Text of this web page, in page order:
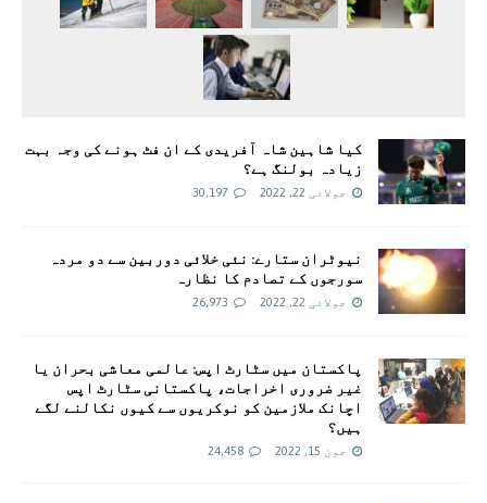
کیا شاہین شاہ آفریدی کے ان فٹ ہونے کی وجہ بہت
زیادہ بولنگ ہے؟
جولائی 22, 2022 30,197
نیوٹران ستارے: نئی خلائی دوربین سے دو مردہ
سورجوں کے تصادم کا نظارہ
جولائی 22, 2022 26,973
پاکستان میں سٹارٹ اپس: عالمی معاشی بحران یا
غیر ضروری اخراجات، پاکستانی سٹارٹ اپس
اچانک ملازمین کو نوکریوں سے کیوں نکالنے لگے
ہیں؟
جون 15, 2022 24,458